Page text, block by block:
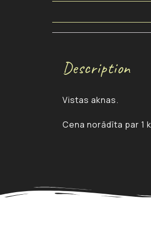
Description
Vistas aknas.
Cena norādīta par 1